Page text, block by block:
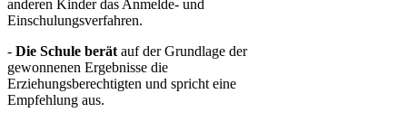
anderen Kinder das Anmelde- und
Einschulungsverfahren.
- Die Schule berät auf der Grundlage der
gewonnenen Ergebnisse die
Erziehungsberechtigten und spricht eine
Empfehlung aus.